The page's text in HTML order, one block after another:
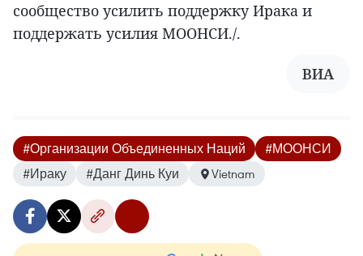
сообщество усилить поддержку Ирака и
поддержать усилия МООНСИ./.
ВИА
#Организации Объединенных Наций
#МООНСИ
#Ираку
#Данг Динь Куи Vietnam